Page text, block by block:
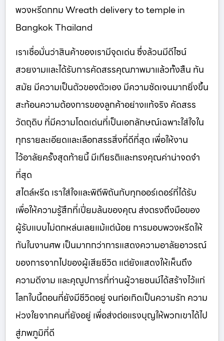
พวงหรีดกทม Wreath delivery to temple in
Bangkok Thailand
เราเชื่อมั่นว่าสินค้าของเรามีจุดเด่น ซึ่งล้วนมีดีไซน์
สวยงามและได้รับการคัดสรรคุณภาพมาแล้วทั้งสิ้น ทัน
สมัย มีความเป็นตัวของตัวเอง มีความชัดเจนมากยิ่งขึ้น
สะท้อนความต้องการของลูกค้าอย่างแท้จริง คัดสรร
วัตถุดิบ ที่มีความโดดเด่นที่เป็นเอกลักษณ์เฉพาะใส่ใจใน
ทุกรายละเอียดและเลือกสรรสิ่งที่ดีที่สุด เพื่อให้งาน
ไว้อาลัยครั้งสุดท้ายนี้ มีเกียรติและทรงคุณค่าน่าจดจำ
ที่สุด
สไตล์หรีด เราใส่ใจและพิถีพิถันกับทุกออร์เดอร์ที่ได้รับ
เพื่อให้ความรู้สึกที่เปี่ยมล้นของคุณ ส่งตรงถึงมือของ
ผู้รับแบบไม่ตกหล่นเลยแม้แต่น้อย การมอบพวงหรีดให้
กันในงานศพ เป็นมากกว่าการแสดงความอาลัยอาวรณ์
ของการจากไปของผู้เสียชีวิต แต่ยังแสดงให้เห็นถึง
ความดีงาม และคุณูปการที่ท่านผู้วายชนม์ได้สร้างไว้แก่
โลกใบนี้ตอนที่ยังมีชีวิตอยู่ จนก่อเกิดเป็นความรัก ความ
ห่วงใยจากคนที่ยังอยู่ เพื่อส่งต่อแรงบุญให้พวกเขาได้ไป
สู่ภพภูมิที่ดี